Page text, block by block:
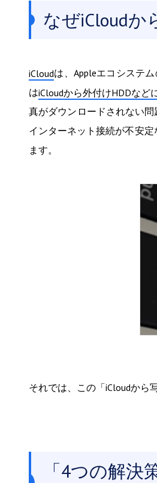
なぜiCloudか
iCloudは、Appleエコシステ
はiCloudから外付けHDDなど
真がダウンロードされない
インターネット接続が不安
ます。
それでは、この「iCloudから
「4つの解